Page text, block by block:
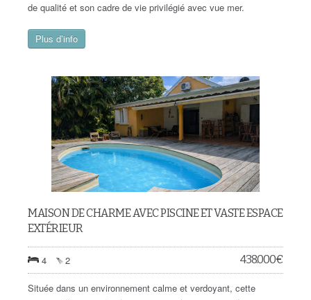
de qualité et son cadre de vie privilégié avec vue mer.
Plus d’info
MAISON DE CHARME AVEC PISCINE ET VASTE ESPACE
EXTÉRIEUR
4 2 438.000€
Située dans un environnement calme et verdoyant, cette